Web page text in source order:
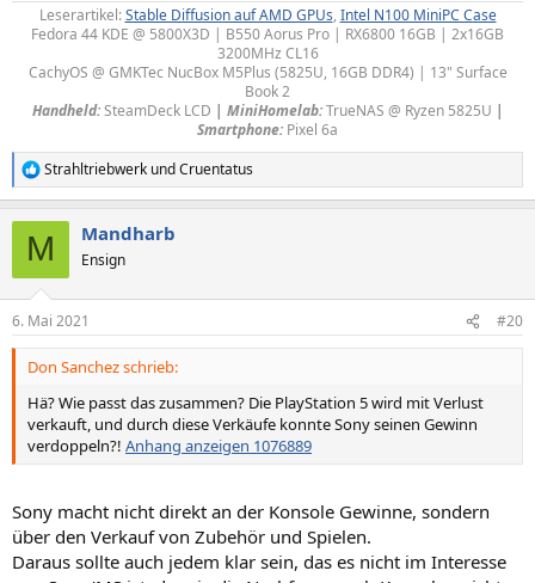
Leserartikel:Stable Diffusion auf AMD GPUs, Intel N100 MiniPC Case
Fedora 44 KDE @ 5800X3D | B550 Aorus Pro | RX6800 16GB | 2x16GB
3200MHz CL16
CachyOS @ GMKTec NucBox M5Plus (5825U, 16GB DDR4) | 13" Surface
Book 2
Handheld: SteamDeck LCD | MiniHomelab:TrueNAS @ Ryzen 5825U |
Smartphone: Pixel 6a​
R
e
e
n
Strahltriebwerk undCruentatus
M Mandharb
Ensign
6. Mai 2021 #20
Don Sanchez schrieb:
Hä? Wie passt das zusammen? Die PlayStation 5 wird mit Verlust
verkauft, und durch diese Verkäufe konnte Sony seinen Gewinn
verdoppeln?! Anhang anzeigen 1076889
Sony macht nicht direkt an der Konsole Gewinne, sondern
über den Verkauf von Zubehör und Spielen.
Daraus sollte auch jedem klar sein, das es nicht im Interesse